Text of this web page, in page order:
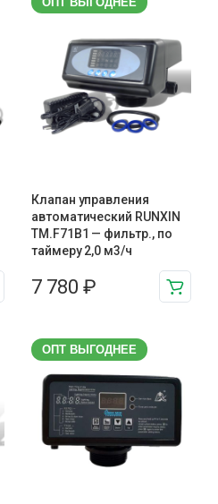
Клапан управления
автоматический RUNXIN
TM.F71B1 — фильтр., по
таймеру 2,0 м3/ч
7 780 ₽
ОПТ ВЫГОДНЕЕ